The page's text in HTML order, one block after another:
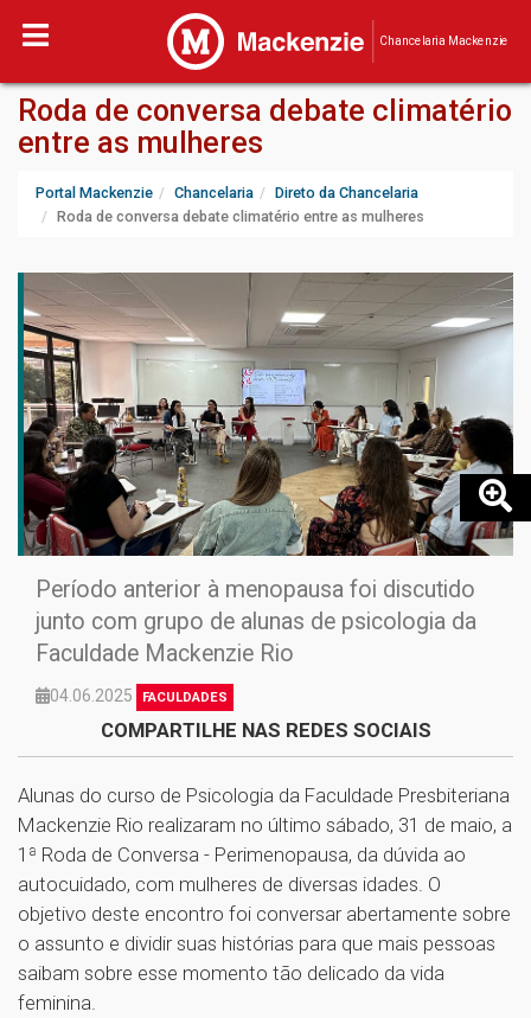
Chancelaria Mackenzie
Roda de conversa debate climatério
entre as mulheres
Portal Mackenzie Chancelaria
Direto da Chancelaria
Roda de conversa debate climatério entre as mulheres
Período anterior à menopausa foi discutido
junto com grupo de alunas de psicologia da
Faculdade Mackenzie Rio
04.06.2025 FACULDADES
COMPARTILHE NAS REDES SOCIAIS
Alunas do curso de Psicologia da Faculdade Presbiteriana
Mackenzie Rio realizaram no último sábado, 31 de maio, a
1ª Roda de Conversa - Perimenopausa, da dúvida ao
autocuidado, com mulheres de diversas idades. O
objetivo deste encontro foi conversar abertamente sobre
o assunto e dividir suas histórias para que mais pessoas
saibam sobre esse momento tão delicado da vida
feminina.